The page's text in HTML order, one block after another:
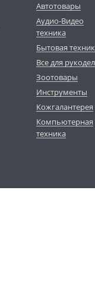
Автотовары
Аудио-Видео
техника
Бытовая
Все для
Зоотовары
Инструменты
Кожгалантерея
Компьютерная
техника